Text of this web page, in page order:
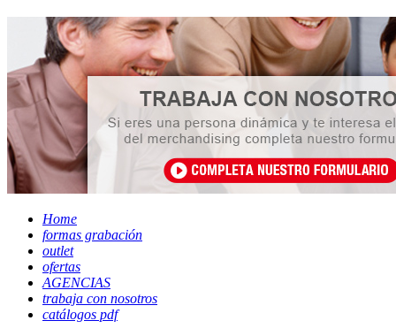
Home
formas grabación
outlet
ofertas
AGENCIAS
trabaja con nosotros
catálogos pdf